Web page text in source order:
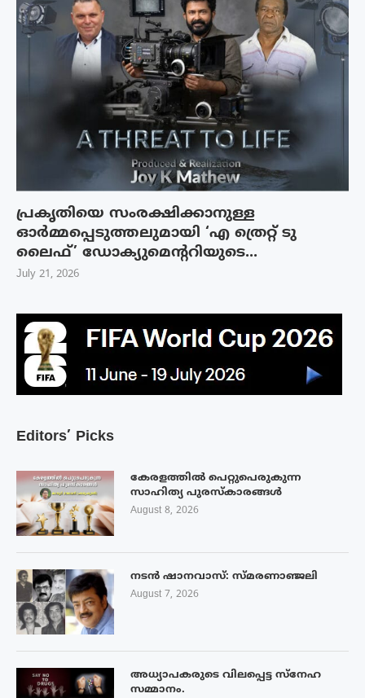
Editors’ Picks
കേരളത്തിൽ പെറ്റുപെരുകുന്ന
സാഹിത്യ പുരസ്‌കാരങ്ങൾ
August 8, 2026
നടൻ ഷാനവാസ്: സ്മരണാഞ്ജലി
August 7, 2026
അധ്യാപകരുടെ വിലപ്പെട്ട സ്നേഹ
സമ്മാനം.
പ്രകൃതിയെ സംരക്ഷിക്കാനുള്ള
ഓർമ്മപ്പെടുത്തലുമായി ‘എ ത്രെറ്റ് ടു
ലൈഫ്’ ഡോക്യുമെന്ററിയുടെ...
July 21, 2026